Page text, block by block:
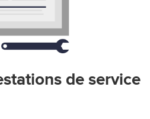
de service